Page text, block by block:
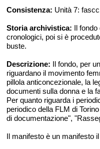
Consistenza: Unità 7:
Storia archivistica: Il
cronologici, poi si è
buste.
Descrizione: Il fondo, per
riguardano il movimento
pillola anticoncezionale, la
documenti sulla donna e la
Per quanto riguarda i
periodico della FLM di
di documentazione",
Il manifesto è un manifesto